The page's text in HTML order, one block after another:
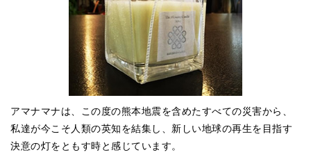
アマナマナは、この度の熊本地震を含めたすべての災害から、
私達が今こそ人類の英知を結集し、新しい地球の再生を目指す
決意の灯をともす時と感じています。